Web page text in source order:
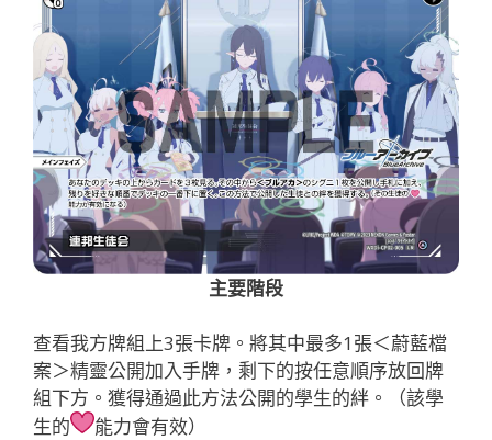
主要階段
查看我方牌組上3張卡牌。將其中最多1張＜蔚藍檔
案＞精靈公開加入手牌，剩下的按任意順序放回牌
組下方。獲得通過此方法公開的學生的絆。（該學
生的
能力會有效）